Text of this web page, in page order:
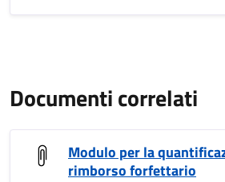
Documenti correlati
Modulo per la
rimborso forfettario